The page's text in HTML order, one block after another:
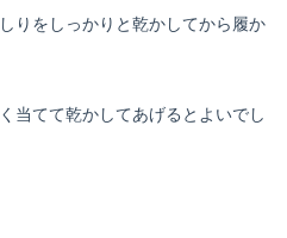
りをしっかりと乾かしてから履か
当てて乾かしてあげるとよいでし